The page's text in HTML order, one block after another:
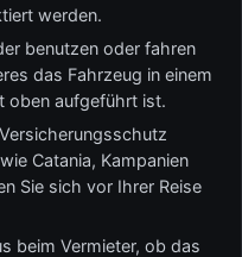
werden.
benutzen oder fahren
das Fahrzeug in einem
oben aufgeführt ist.
Catania, Kampanien
Sie sich vor Ihrer Reise
beim Vermieter, ob das